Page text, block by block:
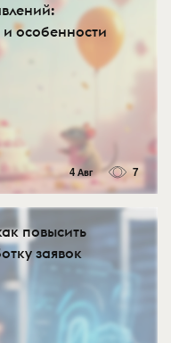
особенности
4 Авг 7
повысить
заявок